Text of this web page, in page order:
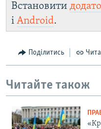
Встановити
і Android.
Поділитись
Читайте також